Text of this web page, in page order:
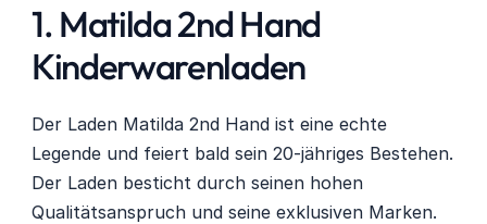
1. Matilda 2nd Hand
Kinderwarenladen
Der Laden Matilda 2nd Hand ist eine echte
Legende und feiert bald sein 20-jähriges Bestehen.
Der Laden besticht durch seinen hohen
Qualitätsanspruch und seine exklusiven Marken.